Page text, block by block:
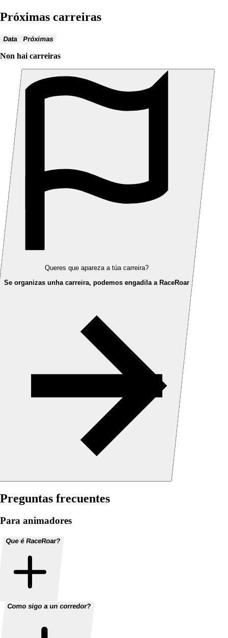
Próximas carreiras
Data Próximas
Non hai carreiras
Queres que apareza a túa carreira?
Se organizas unha carreira, podemos engadila a RaceRoar
Preguntas frecuentes
Para animadores
Que é RaceRoar?
Como sigo a un corredor?